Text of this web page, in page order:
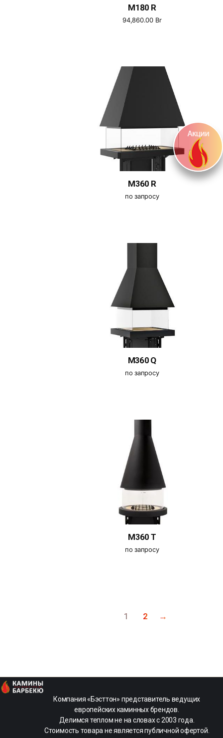
M180 R
94,860.00 Br
M360 R
по запросу
M360 Q
по запросу
M360 T
по запросу
1 2 →
Компания «Бэсттон» представитель ведущих
европейских каминных брендов.
Делимся теплом не на словах с 2003 года.
Стоимость товара не является публичной офертой.